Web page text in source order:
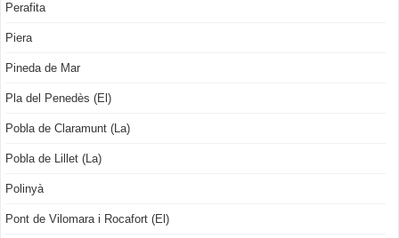
Perafita
Piera
Pineda de Mar
Pla del Penedès (El)
Pobla de Claramunt (La)
Pobla de Lillet (La)
Polinyà
Pont de Vilomara i Rocafort (El)